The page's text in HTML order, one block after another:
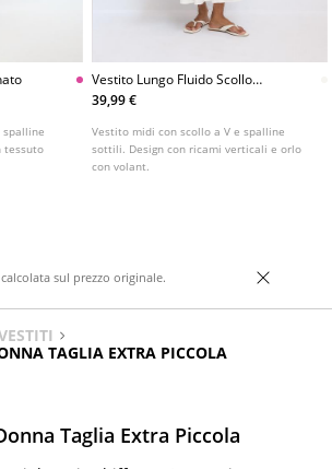
spalline
tessuto
Vestito Lungo Fluido Scollo
Sulla Schiena
39,99 €
Vestito midi con scollo a V e spalline
sottili. Design con ricami verticali e orlo
con volant.
sul prezzo originale.
TAGLIA EXTRA PICCOLA
Taglia Extra Piccola